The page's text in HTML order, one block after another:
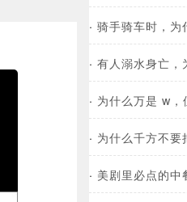
· 骑手骑车时，为
· 有人溺水身亡，
· 为什么万是 w
· 为什么千方不要
· 美剧里必点的中